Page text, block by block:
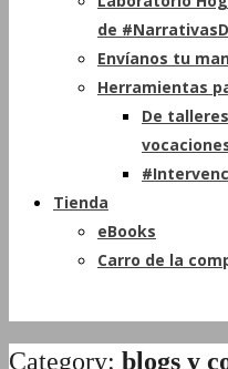
de
Envíanos tu
Herramientas
De
Tienda
eBooks
Carro de la
Category: blogs y